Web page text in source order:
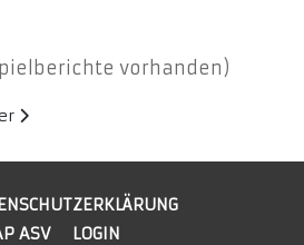
vorhanden)
Überragender Totopokalsieg
Beitrag: Vier sehenswerte
ASV LOGIN